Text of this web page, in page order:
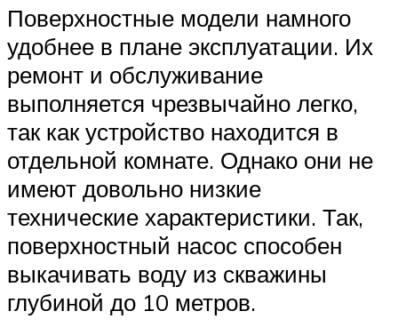
Поверхностные модели намного
удобнее в плане эксплуатации. Их
ремонт и обслуживание
выполняется чрезвычайно легко,
так как устройство находится в
отдельной комнате. Однако они не
имеют довольно низкие
технические характеристики. Так,
поверхностный насос способен
выкачивать воду из скважины
глубиной до 10 метров.